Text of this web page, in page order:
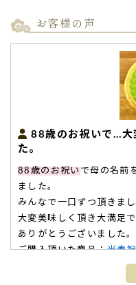
お客様の声
88歳のお祝いで…大
た。
88歳のお祝い で母の名前
ました。
みんなで一口ずつ頂きまし
大変美味しく頂き大満足で
ありがとうございました
ご購入頂いた商品：米寿
ウムクーヘン（1個入り）